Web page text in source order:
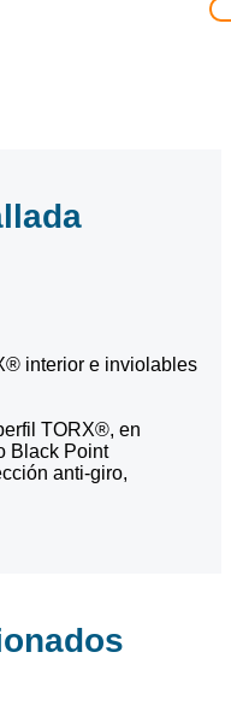
interior e inviolables
TORX®, en
Black Point
anti-giro,